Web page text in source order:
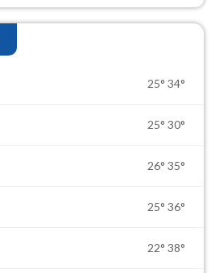
25° 34°
25° 30°
26° 35°
25° 36°
22° 38°